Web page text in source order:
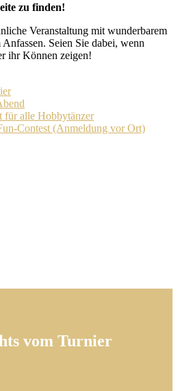
zu finden!
Veranstaltung mit wunderbarem
Seien Sie dabei, wenn
ihr Können zeigen!
für alle Hobbytänzer
Contest (Anmeldung vor Ort)
vom Turnier